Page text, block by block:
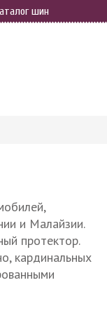
шин
и Малайзии.
протектор.
кардинальных